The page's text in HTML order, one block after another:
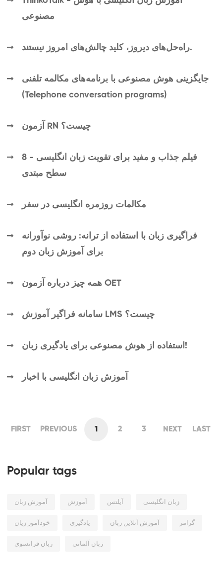
مصنوعی
راه‌حل‌های دیروز، کلید چالش‌های امروز نیستند.
جایگزینی هوش مصنوعی با برنامه‌های مکالمه تلفنی
(Telephone conversation programs)
آزمون RN چیست؟
8 فیلم جذاب و مفید برای تقویت زبان انگلیسی -
سطح مبتدی
مکالمات روزمره انگلیسی در سفر
فراگیری زبان با استفاده از ترانه: روشی نوآورانه
برای آموزش زبان دوم
همه چیز درباره آزمون OET
سامانه فراگیر آموزش LMS چیست؟
استفاده از هوش مصنوعی برای یادگیری زبان!
آموزش زبان انگلیسی با اخبار
FIRST PREVIOUS 1 2 3 NEXT LAST
Popular tags
آموزش زبان آموزش آیلتس زبان انگلیسی
خودآموز زیان یادگیری آموزش آنلاین زبان گرامر
زبان فرانسوی زبان آلمانی